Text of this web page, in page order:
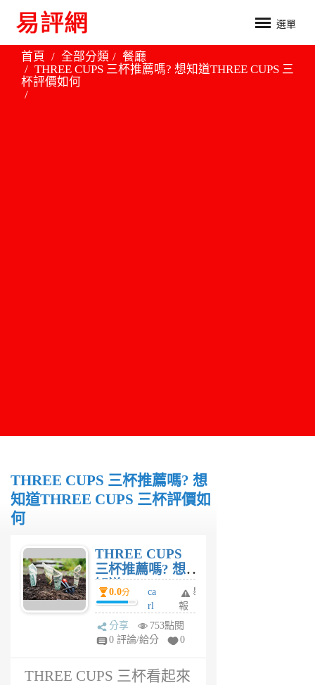
選單
首頁 全部分類
餐廳
THREE CUPS 三杯推薦嗎? 想知道THREE CUPS 三
杯評價如何
THREE CUPS 三杯推薦嗎? 想
知道THREE CUPS 三杯評價如
何
THREE CUPS
三杯推薦嗎? 想
知道THREE
CUPS 三杯評價
如何
0.0分
ca
rl
6
年
舉
報
分享
753點閱
0 評論/給分
0
THREE CUPS 三杯看起來